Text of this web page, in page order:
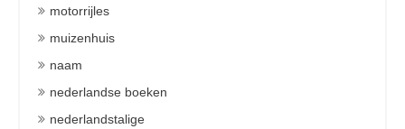
motorrijles
muizenhuis
naam
nederlandse boeken
nederlandstalige